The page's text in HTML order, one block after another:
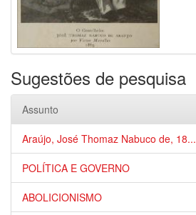
Sugestões de pesquisa
Assunto
Araújo, José Thomaz Nabuco de, 18...
POLÍTICA E GOVERNO
ABOLICIONISMO